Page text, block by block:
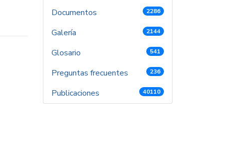
Documentos 2286
Galería 2144
Glosario 541
Preguntas frecuentes 236
Publicaciones 40110